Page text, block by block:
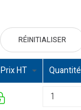
RÉINITIALISER
Prix HT Quantité